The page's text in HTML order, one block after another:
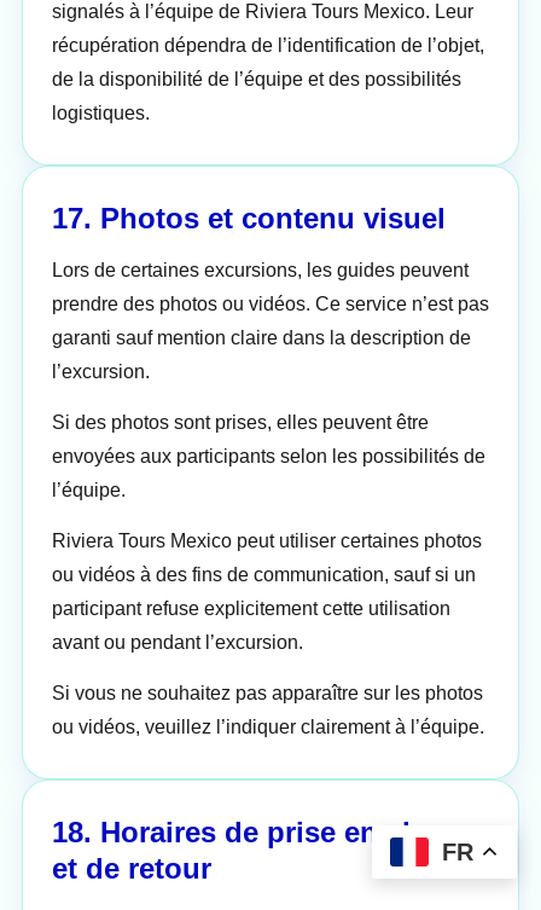
signalés à l’équipe de Riviera Tours Mexico. Leur
récupération dépendra de l’identification de l’objet,
de la disponibilité de l’équipe et des possibilités
logistiques.
17. Photos et contenu visuel
Lors de certaines excursions, les guides peuvent
prendre des photos ou vidéos. Ce service n’est pas
garanti sauf mention claire dans la description de
l’excursion.
Si des photos sont prises, elles peuvent être
envoyées aux participants selon les possibilités de
l’équipe.
Riviera Tours Mexico peut utiliser certaines photos
ou vidéos à des fins de communication, sauf si un
participant refuse explicitement cette utilisation
avant ou pendant l’excursion.
Si vous ne souhaitez pas apparaître sur les photos
ou vidéos, veuillez l’indiquer clairement à l’équipe.
18. Horaires de prise en charge
et de retour
FR